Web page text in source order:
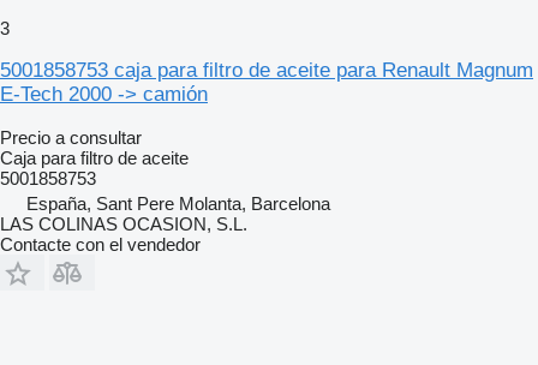
3
5001858753 caja para filtro de aceite para Renault Magnum
E-Tech 2000 -> camión
Precio a consultar
Caja para filtro de aceite
5001858753
España, Sant Pere Molanta, Barcelona
LAS COLINAS OCASION, S.L.
Contacte con el vendedor